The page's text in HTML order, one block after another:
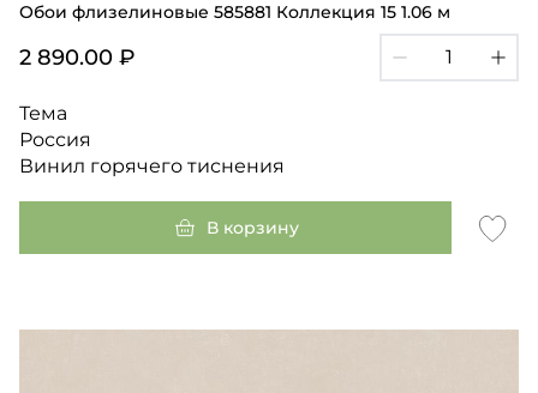
Обои флизелиновые 585881 Коллекция 15 1.06 м
2 890.00 ₽
Тема
Россия
Винил горячего тиснения
В корзину